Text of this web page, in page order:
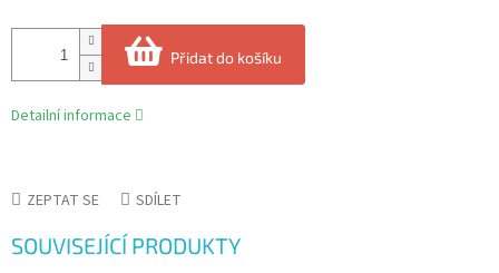
Přidat do košíku
Detailní informace
ZEPTAT SE SDÍLET
SOUVISEJÍCÍ PRODUKTY